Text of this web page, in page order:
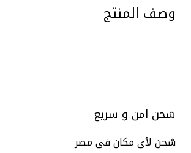
وصف المنتج
شحن امن و سريع
شحن لأى مكان فى مصر